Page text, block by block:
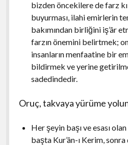
bizden öncekilere de farz
buyurması, ilahi emirlerin
bakımından birliğini iş’âr
farzın önemini belirtmek;
insanların menfaatine bir
bildirmek ve yerine
sadedindedir.
Oruç, takvaya yürüme
Her şeyin başı ve esası
başta Kur’ân-ı Kerim,